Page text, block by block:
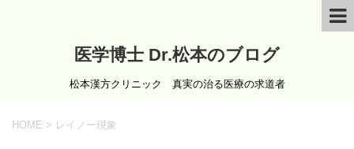
医学博士 Dr.松本のブログ
松本漢方クリニック 真実の治る医療の求道者
HOME > レイノー現象